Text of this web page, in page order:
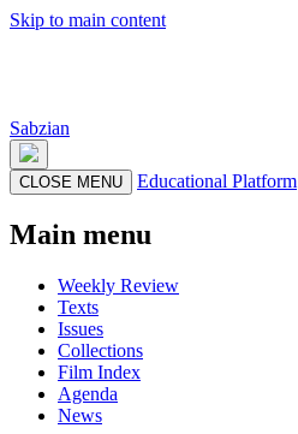
Skip to main content
Sabzian
CLOSE MENU Educational Platform
Main menu
Weekly Review
Texts
Issues
Collections
Film Index
Agenda
News